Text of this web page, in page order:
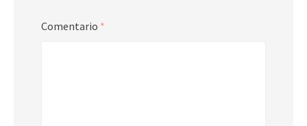
Comentario *